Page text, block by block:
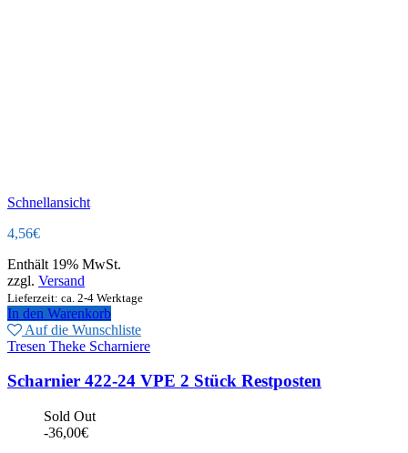
Schnellansicht
4,56€
Enthält 19% MwSt.
zzgl. Versand
Lieferzeit: ca. 2-4 Werktage
In den Warenkorb
Auf die Wunschliste
Tresen Theke Scharniere
Scharnier 422-24 VPE 2 Stück Restposten
Sold Out
-36,00€